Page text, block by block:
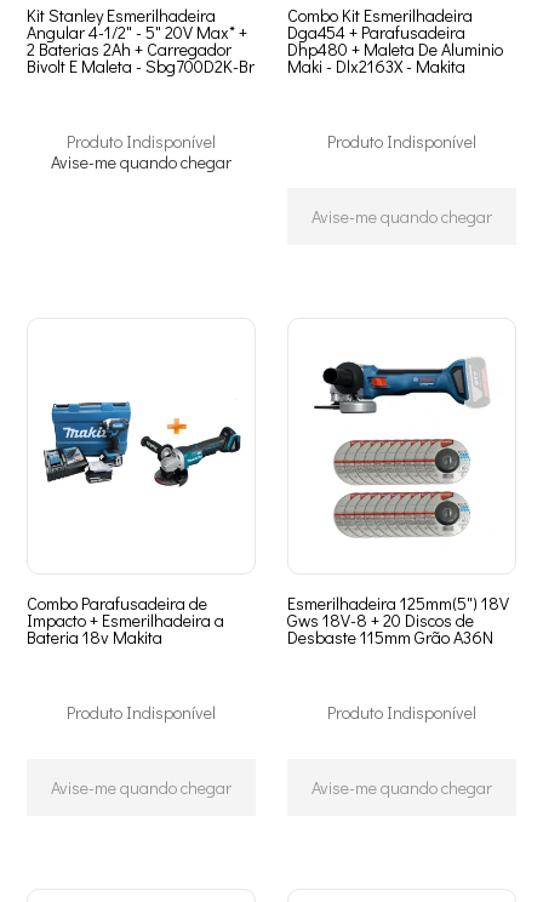
Kit Stanley Esmerilhadeira
Angular 4-1/2" - 5" 20V Max* +
2 Baterias 2Ah + Carregador
Bivolt E Maleta - Sbg700D2K-Br
Produto Indisponível
Avise-me quando chegar
Combo Kit Esmerilhadeira
Dga454 + Parafusadeira
Dhp480 + Maleta De Aluminio
Maki - Dlx2163X - Makita
Produto Indisponível
Avise-me quando chegar
Combo Parafusadeira de
Impacto + Esmerilhadeira a
Bateria 18v Makita
Produto Indisponível
Avise-me quando chegar
Esmerilhadeira 125mm(5") 18V
Gws 18V-8 + 20 Discos de
Desbaste 115mm Grão A36N
Produto Indisponível
Avise-me quando chegar